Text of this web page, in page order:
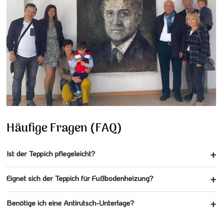
Häufige Fragen (FAQ)
Ist der Teppich pflegeleicht?
Eignet sich der Teppich für Fußbodenheizung?
Benötige ich eine Antirutsch-Unterlage?